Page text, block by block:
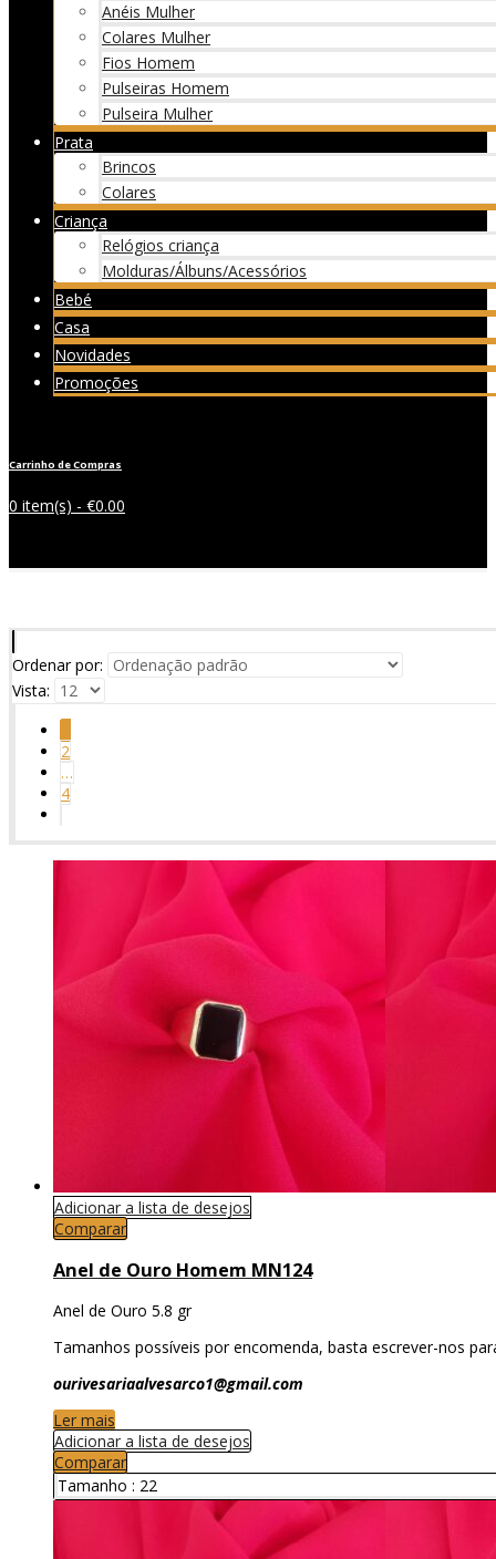
Anéis Mulher
Colares Mulher
Fios Homem
Pulseiras Homem
Pulseira Mulher
Prata
Brincos
Colares
Criança
Relógios criança
Molduras/Álbuns/Acessórios
Bebé
Casa
Novidades
Promoções
Carrinho de Compras
0 item(s) - €0.00
Ordenar por:
Vista:
2
…
4
Adicionar a lista de desejos
Comparar
Anel de Ouro Homem MN124
Anel de Ouro 5.8 gr
Tamanhos possíveis por encomenda, basta escrever-nos
ourivesariaalvesarco1@gmail.com
Ler mais
Adicionar a lista de desejos
Comparar
Tamanho : 22